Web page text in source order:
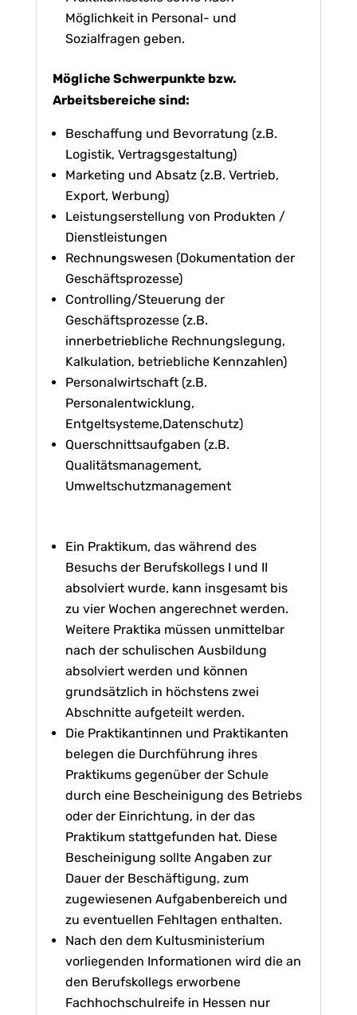
Möglichkeit in Personal- und
Sozialfragen geben.
Mögliche Schwerpunkte bzw.
Arbeitsbereiche sind:
Beschaffung und Bevorratung (z.B.
Logistik, Vertragsgestaltung)
Marketing und Absatz (z.B. Vertrieb,
Export, Werbung)
Leistungserstellung von Produkten /
Dienstleistungen
Rechnungswesen (Dokumentation der
Geschäftsprozesse)
Controlling/Steuerung der
Geschäftsprozesse (z.B.
innerbetriebliche Rechnungslegung,
Kalkulation, betriebliche Kennzahlen)
Personalwirtschaft (z.B.
Personalentwicklung,
Entgeltsysteme,Datenschutz)
Querschnittsaufgaben (z.B.
Qualitätsmanagement,
Umweltschutzmanagement
Ein Praktikum, das während des
Besuchs der Berufskollegs I und II
absolviert wurde, kann insgesamt bis
zu vier Wochen angerechnet werden.
Weitere Praktika müssen unmittelbar
nach der schulischen Ausbildung
absolviert werden und können
grundsätzlich in höchstens zwei
Abschnitte aufgeteilt werden.
Die Praktikantinnen und Praktikanten
belegen die Durchführung ihres
Praktikums gegenüber der Schule
durch eine Bescheinigung des Betriebs
oder der Einrichtung, in der das
Praktikum stattgefunden hat. Diese
Bescheinigung sollte Angaben zur
Dauer der Beschäftigung, zum
zugewiesenen Aufgabenbereich und
zu eventuellen Fehltagen enthalten.
Nach den dem Kultusministerium
vorliegenden Informationen wird die an
den Berufskollegs erworbene
Fachhochschulreife in Hessen nur